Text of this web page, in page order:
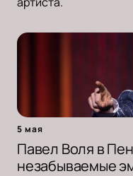
5 мая
Павел Воля в
незабываемые